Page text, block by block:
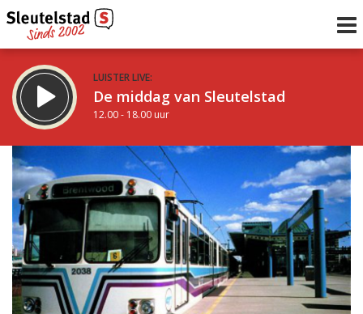
LUISTER LIVE:
De middag van Sleutelstad
12.00 - 18.00 uur
STRAKS:
De vrijdagavond met Keanu
18.00 - 19.00 uur
Vorig uur
uur 1 van 0 Volgend uur
Inklappen